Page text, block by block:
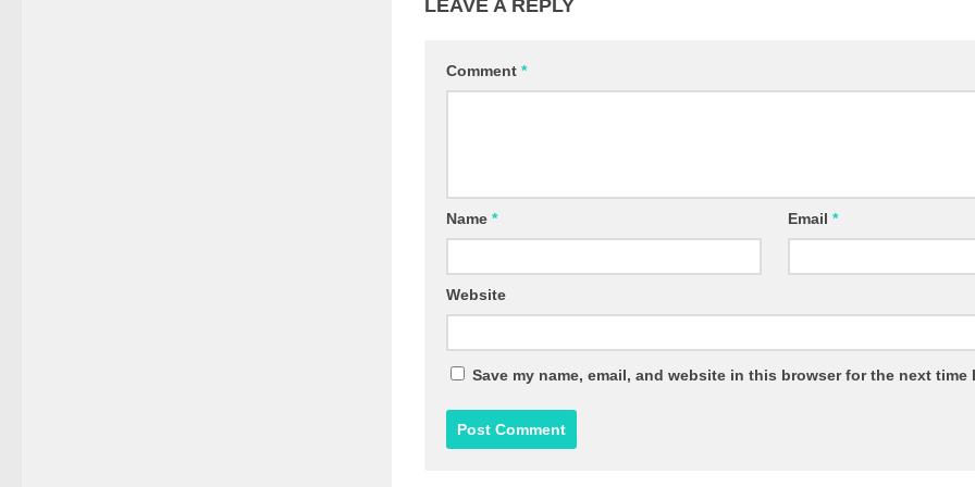
LEAVE A REPLY
Comment *
Name * Email *
Website
Save my name, email, and website in this browser for the next time